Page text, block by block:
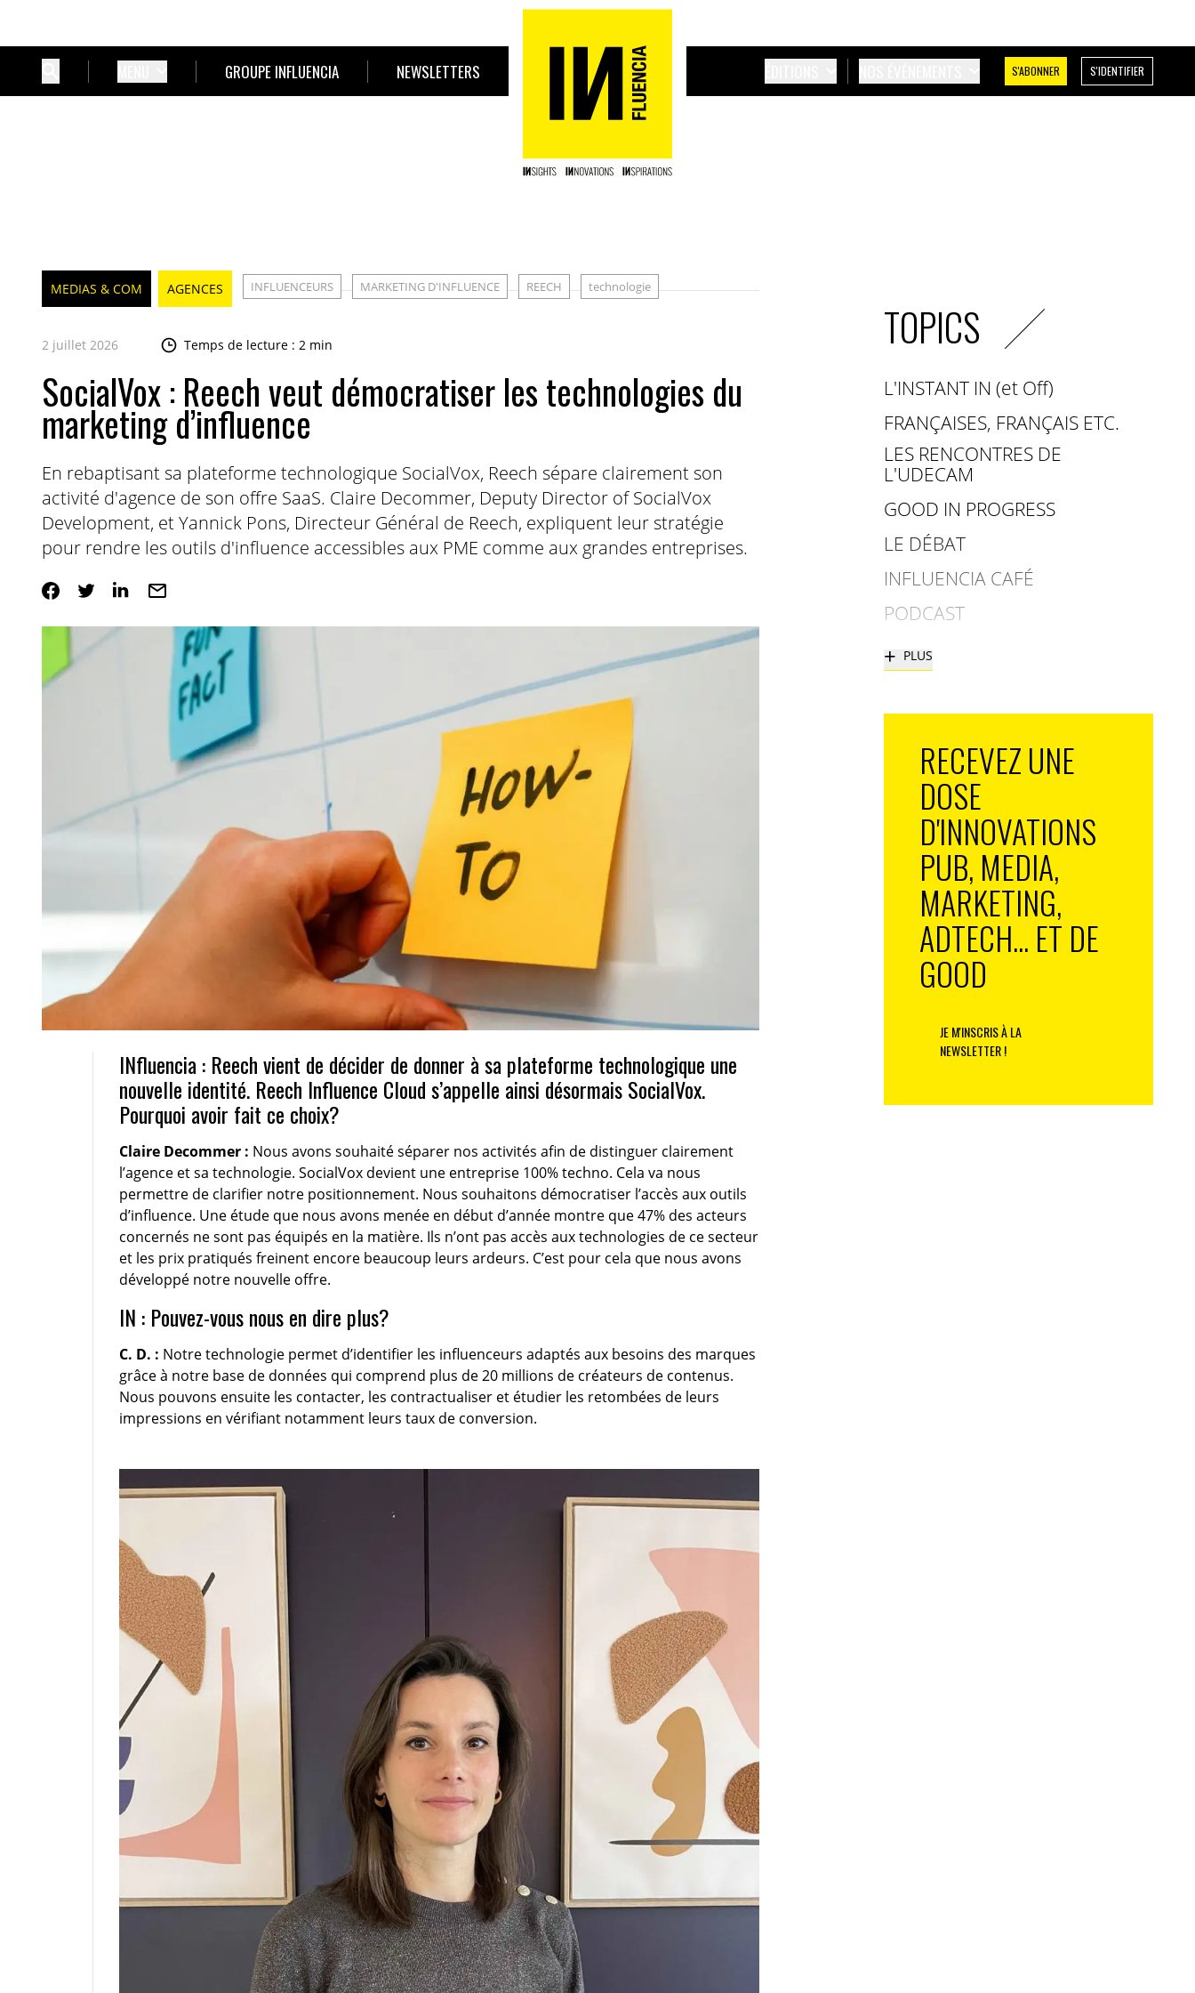
GROUPE INFLUENCIA NEWSLETTERS S'ABONNER S'IDENTIFIER
MEDIAS & COM AGENCES INFLUENCEURS MARKETING D'INFLUENCE REECH technologie
2 juillet 2026 Temps de lecture : 2 min
SocialVox : Reech veut démocratiser les technologies du
marketing d’influence
En rebaptisant sa plateforme technologique SocialVox, Reech sépare clairement son
activité d'agence de son offre SaaS. Claire Decommer, Deputy Director of SocialVox
Development, et Yannick Pons, Directeur Général de Reech, expliquent leur stratégie
pour rendre les outils d'influence accessibles aux PME comme aux grandes entreprises.
INfluencia : Reech vient de décider de donner à sa plateforme technologique une
nouvelle identité. Reech Influence Cloud s’appelle ainsi désormais SocialVox.
Pourquoi avoir fait ce choix?
Claire Decommer : Nous avons souhaité séparer nos activités afin de distinguer clairement
l’agence et sa technologie. SocialVox devient une entreprise 100% techno. Cela va nous
permettre de clarifier notre positionnement. Nous souhaitons démocratiser l’accès aux outils
d’influence. Une étude que nous avons menée en début d’année montre que 47% des acteurs
concernés ne sont pas équipés en la matière. Ils n’ont pas accès aux technologies de ce secteur
et les prix pratiqués freinent encore beaucoup leurs ardeurs. C’est pour cela que nous avons
développé notre nouvelle offre.
IN : Pouvez-vous nous en dire plus?
C. D. : Notre technologie permet d’identifier les influenceurs adaptés aux besoins des marques
grâce à notre base de données qui comprend plus de 20 millions de créateurs de contenus.
Nous pouvons ensuite les contacter, les contractualiser et étudier les retombées de leurs
impressions en vérifiant notamment leurs taux de conversion.
TOPICS
L'INSTANT IN (et Off)
FRANÇAISES, FRANÇAIS ETC.
LES RENCONTRES DE
L'UDECAM
GOOD IN PROGRESS
LE DÉBAT
INFLUENCIA CAFÉ
PODCAST
+ PLUS
RECEVEZ UNE
DOSE
D'INNOVATIONS
PUB, MEDIA,
MARKETING,
ADTECH... ET DE
GOOD
JE M'INSCRIS À LA
NEWSLETTER !